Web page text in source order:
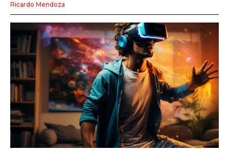
Ricardo Mendoza